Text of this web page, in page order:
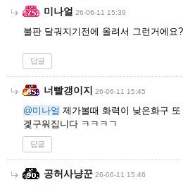
미나얼 26-06-11 15:39
불판 달궈지기전에 올려서 그런거에요?
답글
너빨갱이지 26-06-11 15:45
@미나얼 제가볼때 화력이 낮은화구
겣구워집니다 ㅋㅋㅋㄱ
답글
공허사냥꾼 26-06-11 15:46